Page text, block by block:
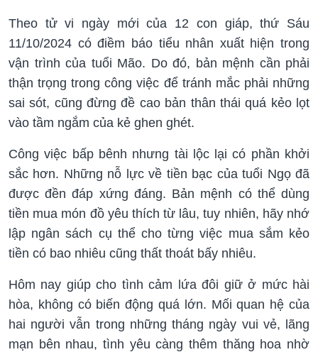
Theo tử vi ngày mới của 12 con giáp, thứ Sáu
11/10/2024 có điềm báo tiểu nhân xuất hiện trong
vận trình của tuổi Mão. Do đó, bản mệnh cần phải
thận trọng trong công việc để tránh mắc phải những
sai sót, cũng đừng đề cao bản thân thái quá kẻo lọt
vào tầm ngắm của kẻ ghen ghét.
Công việc bấp bênh nhưng tài lộc lại có phần khởi
sắc hơn. Những nỗ lực về tiền bạc của tuổi Ngọ đã
được đền đáp xứng đáng. Bản mệnh có thể dùng
tiền mua món đồ yêu thích từ lâu, tuy nhiên, hãy nhớ
lập ngân sách cụ thể cho từng việc mua sắm kẻo
tiền có bao nhiêu cũng thất thoát bấy nhiêu.
Hôm nay giúp cho tình cảm lứa đôi giữ ở mức hài
hòa, không có biến động quá lớn. Mối quan hệ của
hai người vẫn trong những tháng ngày vui vẻ, lãng
mạn bên nhau, tình yêu càng thêm thăng hoa nhờ